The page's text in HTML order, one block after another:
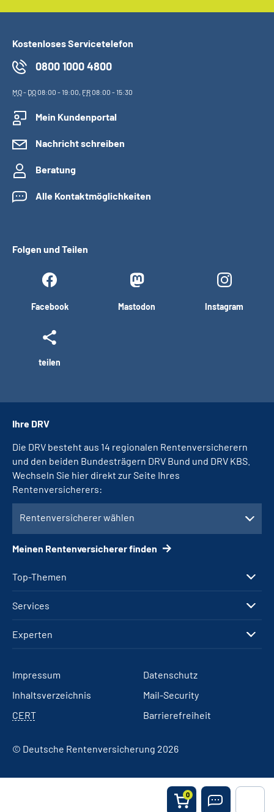
0
Kostenloses Servicetelefon
0800 1000 4800
MO- DO08:00 - 19:00, FR08:00 - 15:30
Mein Kundenportal
Nachricht schreiben
Beratung
Alle Kontaktmöglichkeiten
Folgen und Teilen
Facebook Mastodon Instagram
teilen
Top-Themen
Services
Experten
Ihre DRV
Die DRV besteht aus 14 regionalen Rentenversicherern
und den beiden Bundesträgern DRV Bund und DRV KBS.
Wechseln Sie hier direkt zur Seite Ihres
Rentenversicherers:
Rentenversicherer wählen
Meinen Rentenversicherer finden
Impressum
Datenschutz
Inhaltsverzeichnis
Mail-Security
CERT
Barrierefreiheit
© Deutsche Rentenversicherung 2026